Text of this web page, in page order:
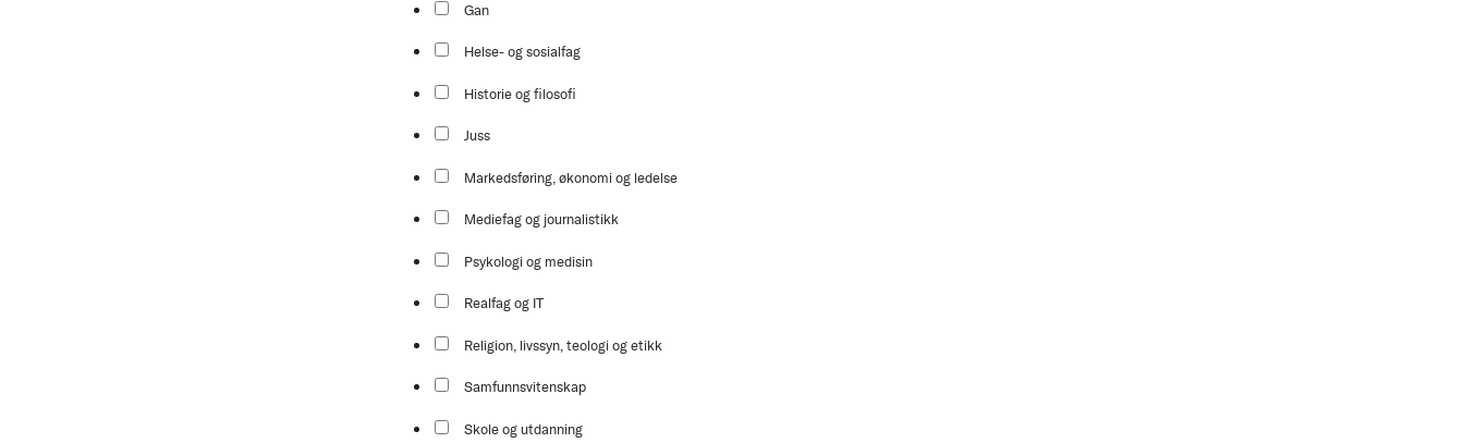
Gan
Helse- og sosialfag
Historie og filosofi
Juss
Markedsføring, økonomi og ledelse
Mediefag og journalistikk
Psykologi og medisin
Realfag og IT
Religion, livssyn, teologi og etikk
Samfunnsvitenskap
Skole og utdanning